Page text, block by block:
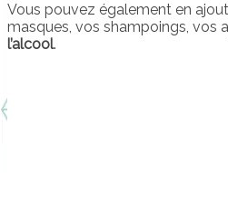
Vous pouvez également en
masques, vos shampoings, vos
l’alcool.